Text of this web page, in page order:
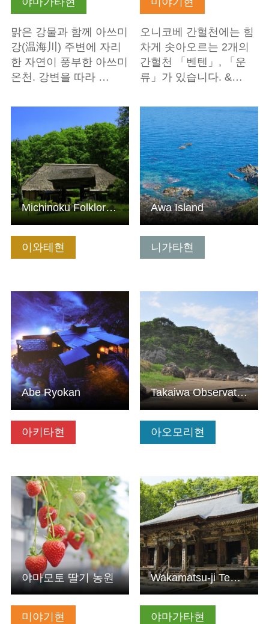
맑은 강물과 함께 아쓰미
강(温海川) 주변에 자리
한 자연이 풍부한 아쓰미
온천. 강변을 따라 …
오니코베 간헐천에는 힘
차게 솟아오르는 2개의
간헐천 「벤텐」, 「운
류」가 있습니다. &…
이와테현
Michinoku Folklore Village
니가타현
기본정보 보기
Awa Island
아키타현
기본정보 보기
Abe Ryokan
아오모리현
기본정보 보기
Takaiwa Observatory
미야기현
기본정보 보기
야마모토 딸기 농원
야마가타현
기본정보 보기
Wakamatsu-ji Temple